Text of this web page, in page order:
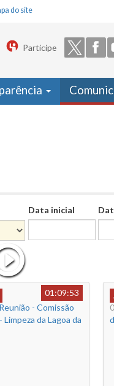
do site
Participe
Data inicial
01:09:53
- Comissão
da Lagoa da